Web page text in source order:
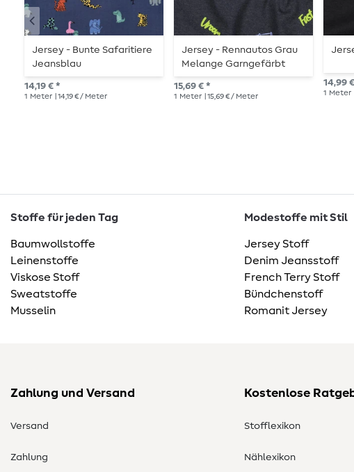
Jersey - Bunte Safaritiere
Jeansblau
14,19 € *
1 Meter | 14,19 € / Meter
Jersey - Rennautos Grau
Melange Garngefärbt
15,69 € *
1 Meter | 15,69 € / Meter
14,99
1 Meter
Stoffe für jeden Tag
Baumwollstoffe
Leinenstoffe
Viskose Stoff
Sweatstoffe
Musselin
Modestoffe mit Stil
Jersey Stoff
Denim Jeansstoff
French Terry Stoff
Bündchenstoff
Romanit Jersey
Zahlung und Versand
Versand
Zahlung
Kostenlose
Stofflexikon
Nählexikon